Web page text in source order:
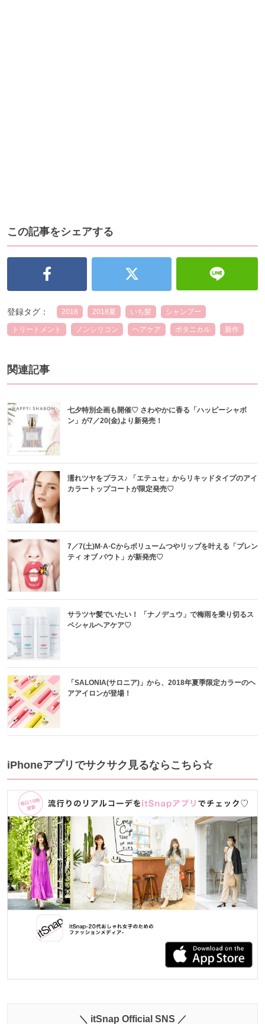
この記事をシェアする
登録タグ： 2018 2018夏 いち髪 シャンプー
トリートメント ノンシリコン ヘアケア ボタニカル 新作
関連記事
七夕特別企画も開催♡ さわやかに香る「ハッピーシャボ
ン」が7／20(金)より新発売！
濡れツヤをプラス♪ 「エテュセ」からリキッドタイプのアイ
カラートップコートが限定発売♡
7／7(土)M·A·Cからボリュームつやリップを叶える「プレン
ティ オブ パウト」が新発売♡
サラツヤ髪でいたい！ 「ナノデュウ」で梅雨を乗り切るス
ペシャルヘアケア♡
「SALONIA(サロニア)」から、2018年夏季限定カラーのヘ
アアイロンが登場！
iPhoneアプリでサクサク見るならこちら☆
＼ itSnap Official SNS ／